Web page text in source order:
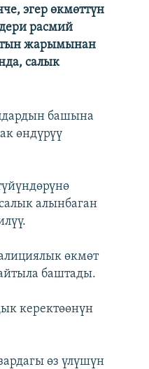
эгер өкмөттүн
расмий
жарымынан
салык
башына
өндүрүү
алынбаган
өкмөт
баштады.
керектөөнүн
өз үлүшүн